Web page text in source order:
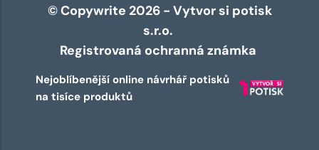
© Copywrite 2026 - Vytvor si potisk
s.r.o.
Registrovaná ochranná známka
Nejoblíbenější online návrhář potisků
na tisíce produktů